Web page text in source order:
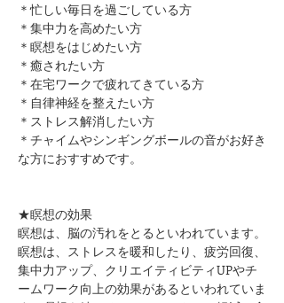
＊忙しい毎日を過ごしている方
＊集中力を高めたい方
＊瞑想をはじめたい方​
​＊癒されたい方
＊在宅ワークで疲れてきている方
＊自律神経を整えたい方
​＊ストレス解消したい方
＊チャイムやシンギングボールの音がお好き
な方におすすめです。
★瞑想の効果
瞑想は、脳の汚れをとるといわれています。
瞑想は、ストレスを暖和したり、疲労回復、
集中力アップ、クリエイティビティUPやチ
ームワーク向上の効果があるといわれていま